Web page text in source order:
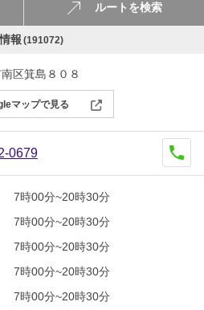
報 (191072)
区箕島８０８
マップで見る
0679
7時00分~20時30分
7時00分~20時30分
7時00分~20時30分
7時00分~20時30分
7時00分~20時30分
ルートを検索